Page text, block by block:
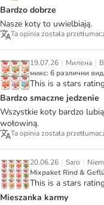
Bardzo dobrze
Nasze koty to uwielbiają.
Ta opinia została
19.07.26 | Милена |
микс: 6 различни
This is a stars
Bardzo smaczne jedzenie
Wszystkie koty bardzo
wołowiną.
Ta opinia została
20.06.26 | Saro |
Mixpaket Rind &
This is a stars
Mieszanka karmy